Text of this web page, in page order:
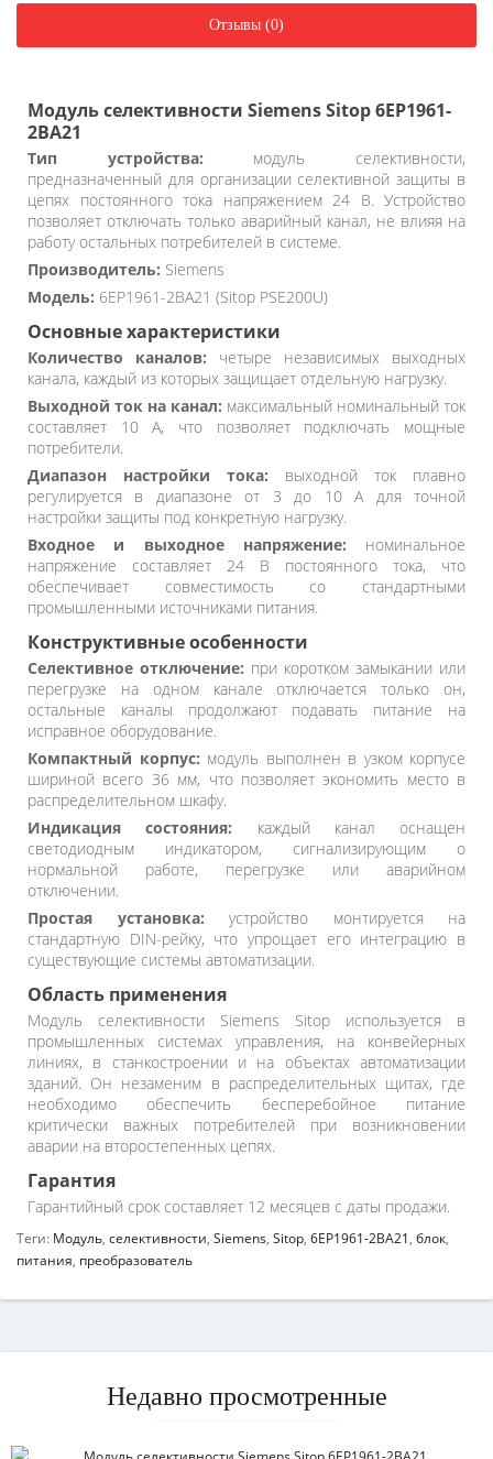
Отзывы (0)
Модуль селективности Siemens Sitop 6EP1961-
2BA21
Тип устройства: модуль селективности,
предназначенный для организации селективной защиты в
цепях постоянного тока напряжением 24 В. Устройство
позволяет отключать только аварийный канал, не влияя на
работу остальных потребителей в системе.
Производитель: Siemens
Модель: 6EP1961-2BA21 (Sitop PSE200U)
Основные характеристики
Количество каналов: четыре независимых выходных
канала, каждый из которых защищает отдельную нагрузку.
Выходной ток на канал: максимальный номинальный ток
составляет 10 А, что позволяет подключать мощные
потребители.
Диапазон настройки тока: выходной ток плавно
регулируется в диапазоне от 3 до 10 А для точной
настройки защиты под конкретную нагрузку.
Входное и выходное напряжение: номинальное
напряжение составляет 24 В постоянного тока, что
обеспечивает совместимость со стандартными
промышленными источниками питания.
Конструктивные особенности
Селективное отключение: при коротком замыкании или
перегрузке на одном канале отключается только он,
остальные каналы продолжают подавать питание на
исправное оборудование.
Компактный корпус: модуль выполнен в узком корпусе
шириной всего 36 мм, что позволяет экономить место в
распределительном шкафу.
Индикация состояния: каждый канал оснащен
светодиодным индикатором, сигнализирующим о
нормальной работе, перегрузке или аварийном
отключении.
Простая установка: устройство монтируется на
стандартную DIN-рейку, что упрощает его интеграцию в
существующие системы автоматизации.
Область применения
Модуль селективности Siemens Sitop используется в
промышленных системах управления, на конвейерных
линиях, в станкостроении и на объектах автоматизации
зданий. Он незаменим в распределительных щитах, где
необходимо обеспечить бесперебойное питание
критически важных потребителей при возникновении
аварии на второстепенных цепях.
Гарантия
Гарантийный срок составляет 12 месяцев с даты продажи.
Теги: Модуль, селективности, Siemens, Sitop, 6EP1961-2BA21, блок,
питания, преобразователь
Недавно просмотренные